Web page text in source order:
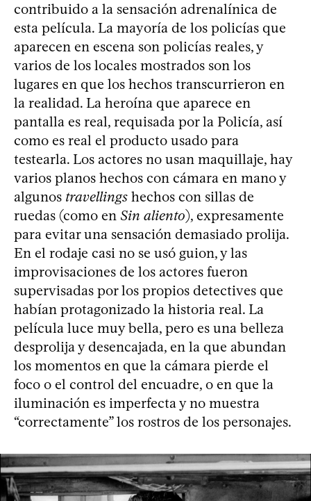
contribuido a la sensación adrenalínica de
esta película. La mayoría de los policías que
aparecen en escena son policías reales, y
varios de los locales mostrados son los
lugares en que los hechos transcurrieron en
la realidad. La heroína que aparece en
pantalla es real, requisada por la Policía, así
como es real el producto usado para
testearla. Los actores no usan maquillaje, hay
varios planos hechos con cámara en mano y
algunos travellings hechos con sillas de
ruedas (como en Sin aliento), expresamente
para evitar una sensación demasiado prolija.
En el rodaje casi no se usó guion, y las
improvisaciones de los actores fueron
supervisadas por los propios detectives que
habían protagonizado la historia real. La
película luce muy bella, pero es una belleza
desprolija y desencajada, en la que abundan
los momentos en que la cámara pierde el
foco o el control del encuadre, o en que la
iluminación es imperfecta y no muestra
“correctamente” los rostros de los personajes.